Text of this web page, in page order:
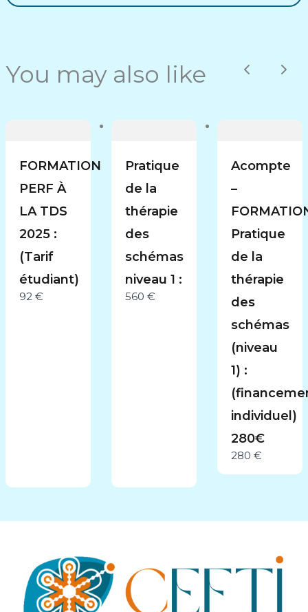
You may also like
FORMATION
PERF À
LA TDS
2025 :
(Tarif
étudiant)
92 €
Pratique
de la
thérapie
des
schémas
niveau 1 :
560 €
Acompte
–
Pratique
de la
thérapie
des
schémas
(niveau
1) :
individuel)
280€
280 €
Submit Review
Thanks for your review!
We are processing it and it will appear on the
store soon.